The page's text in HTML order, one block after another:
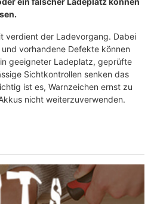
verdient der Ladevorgang. Dabei
vorhandene Defekte können
geeigneter Ladeplatz, geprüfte
Sichtkontrollen senken das
ist es, Warnzeichen ernst zu
nicht weiterzuverwenden.